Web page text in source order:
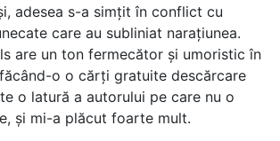
adesea s-a simțit în conflict cu
care au subliniat narațiunea.
are un ton fermecător și umoristic în
o o cărți gratuite descărcare
o latură a autorului pe care nu o
și mi-a plăcut foarte mult.